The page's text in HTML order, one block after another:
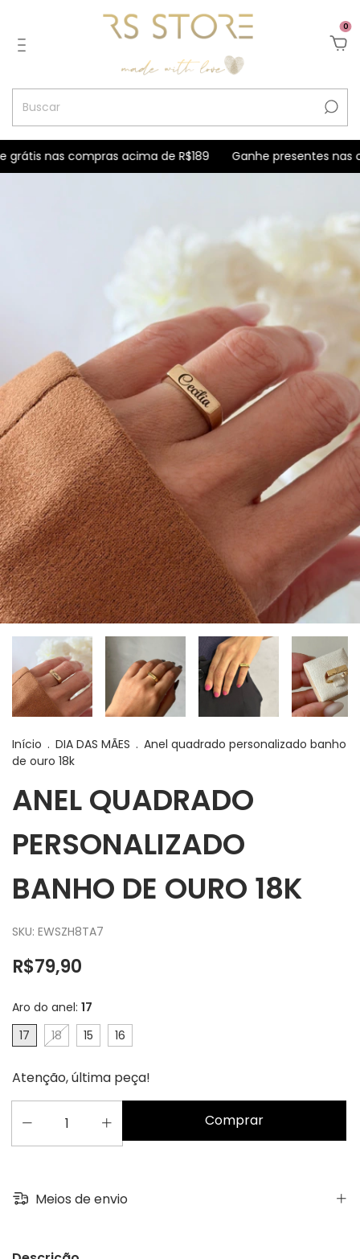
0
nas compras acima de R$189 Ganhe presentes nas
Início . DIA DAS MÃES . Anel quadrado personalizado banho
de ouro 18k
ANEL QUADRADO
PERSONALIZADO
BANHO DE OURO 18K
SKU: EWSZH8TA7
R$79,90
Aro do anel: 17
17
18 15 16
Atenção, última peça!
Meios de envio